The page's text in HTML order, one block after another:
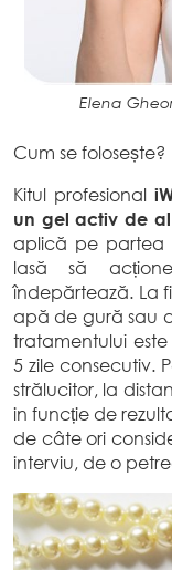
Elena
Cum se folosește?
Kitul profesional
un gel activ de
aplică pe partea
lasă să
îndepărtează. La
apă de gură sau
tratamentului
5 zile consecutiv.
strălucitor, la
in funcție de
de câte ori
interviu, de o